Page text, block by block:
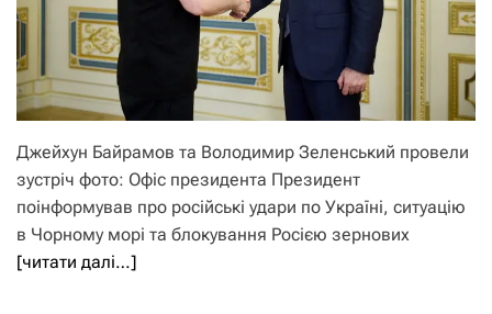
Джейхун Байрамов та Володимир Зеленський провели
зустріч фото: Офіс президента Президент
поінформував про російські удари по Україні, ситуацію
в Чорному морі та блокування Росією зернових
[читати далі…]